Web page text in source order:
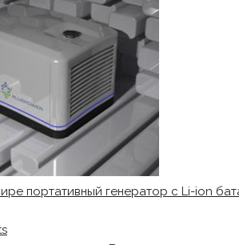
портативный генератор с Li-ion